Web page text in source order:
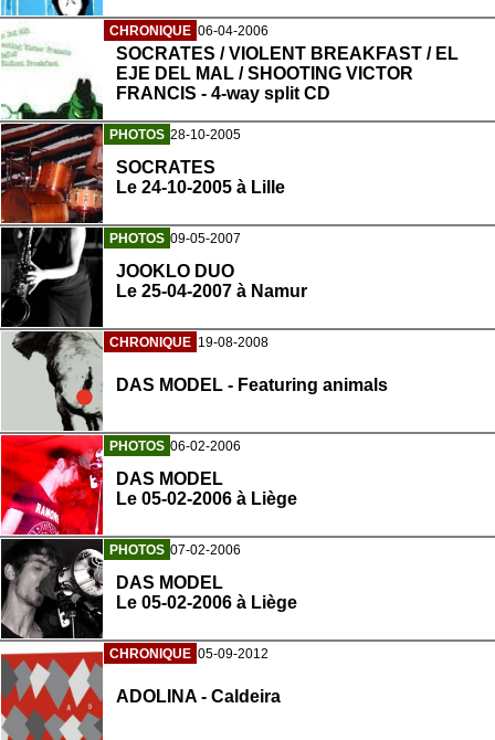
CHRONIQUE 06-04-2006
SOCRATES / VIOLENT BREAKFAST / EL
EJE DEL MAL / SHOOTING VICTOR
FRANCIS - 4-way split CD
PHOTOS 28-10-2005
SOCRATES
Le 24-10-2005 à Lille
PHOTOS 09-05-2007
JOOKLO DUO
Le 25-04-2007 à Namur
CHRONIQUE 19-08-2008
DAS MODEL - Featuring animals
PHOTOS 06-02-2006
DAS MODEL
Le 05-02-2006 à Liège
PHOTOS 07-02-2006
DAS MODEL
Le 05-02-2006 à Liège
CHRONIQUE 05-09-2012
ADOLINA - Caldeira